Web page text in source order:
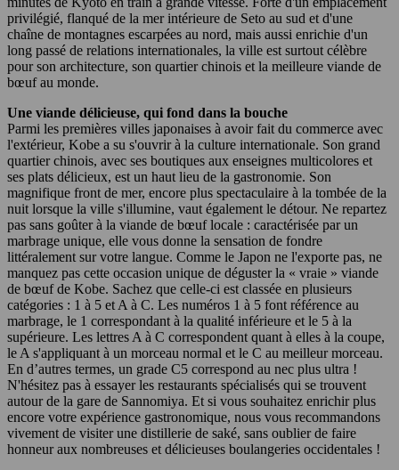
privilégié, flanqué de la mer intérieure de Seto au sud et d'une
chaîne de montagnes escarpées au nord, mais aussi enrichie d'un
long passé de relations internationales, la ville est surtout célèbre
pour son architecture, son quartier chinois et la meilleure viande de
bœuf au monde.
Une viande délicieuse, qui fond dans la bouche
Parmi les premières villes japonaises à avoir fait du commerce avec
l'extérieur, Kobe a su s'ouvrir à la culture internationale. Son grand
quartier chinois, avec ses boutiques aux enseignes multicolores et
ses plats délicieux, est un haut lieu de la gastronomie. Son
magnifique front de mer, encore plus spectaculaire à la tombée de la
nuit lorsque la ville s'illumine, vaut également le détour. Ne repartez
pas sans goûter à la viande de bœuf locale : caractérisée par un
marbrage unique, elle vous donne la sensation de fondre
littéralement sur votre langue. Comme le Japon ne l'exporte pas, ne
manquez pas cette occasion unique de déguster la « vraie » viande
de bœuf de Kobe. Sachez que celle-ci est classée en plusieurs
catégories : 1 à 5 et A à C. Les numéros 1 à 5 font référence au
marbrage, le 1 correspondant à la qualité inférieure et le 5 à la
supérieure. Les lettres A à C correspondent quant à elles à la coupe,
le A s'appliquant à un morceau normal et le C au meilleur morceau.
En d’autres termes, un grade C5 correspond au nec plus ultra !
N'hésitez pas à essayer les restaurants spécialisés qui se trouvent
autour de la gare de Sannomiya. Et si vous souhaitez enrichir plus
encore votre expérience gastronomique, nous vous recommandons
vivement de visiter une distillerie de saké, sans oublier de faire
honneur aux nombreuses et délicieuses boulangeries occidentales !